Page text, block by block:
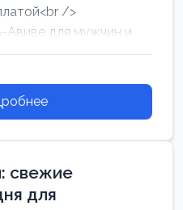
/>
Авиве для мужчин и
свежие
для